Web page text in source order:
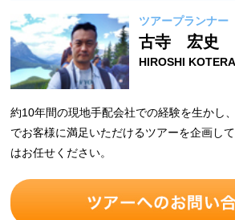
ツアープランナー
古寺 宏史
HIROSHI KOTERA
約10年間の現地手配会社での経験を生かし
でお客様に満足いただけるツアーを企画し
はお任せください。